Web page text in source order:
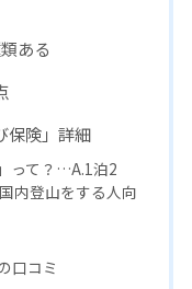
ある
保険」詳細
って？…A.1泊2
内登山をする人向
口コミ